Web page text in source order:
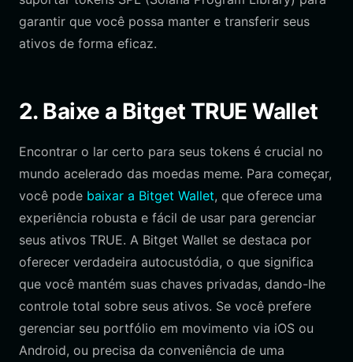
garantir que você possa manter e transferir seus
ativos de forma eficaz.
2. Baixe a Bitget TRUE Wallet
Encontrar o lar certo para seus tokens é crucial no
mundo acelerado das moedas meme. Para começar,
você pode baixar a Bitget Wallet, que oferece uma
experiência robusta e fácil de usar para gerenciar
seus ativos TRUE. A Bitget Wallet se destaca por
oferecer verdadeira autocustódia, o que significa
que você mantém suas chaves privadas, dando-lhe
controle total sobre seus ativos. Se você prefere
gerenciar seu portfólio em movimento via iOS ou
Android, ou precisa da conveniência de uma